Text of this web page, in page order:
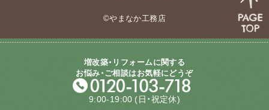
©やまなか工務店
増改築・リフォームに関する
お悩み・ご相談はお気軽にどうぞ
9:00-19:00 (日・祝定休)